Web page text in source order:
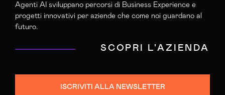
Agenti AI sviluppano percorsi di Business Experience e
progetti innovativi per aziende che come noi guardano al
futuro.
SCOPRI L'AZIENDA
ISCRIVITI ALLA NEWSLETTER